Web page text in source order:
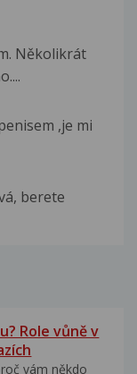
Několikrát
,je mi
berete
Role vůně v
vám někdo